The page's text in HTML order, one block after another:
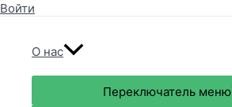
Войти
О нас
Переключатель меню